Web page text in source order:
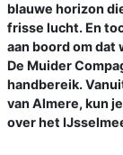
blauwe horizon
frisse lucht. En
aan boord om dat
De Muider
handbereik.
van Almere, kun
over het